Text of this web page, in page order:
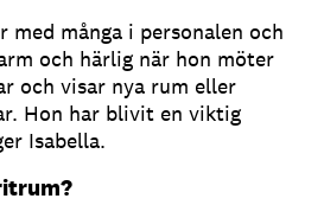
många i personalen och
och härlig när hon möter
och visar nya rum eller
Hon har blivit en viktig
Isabella.